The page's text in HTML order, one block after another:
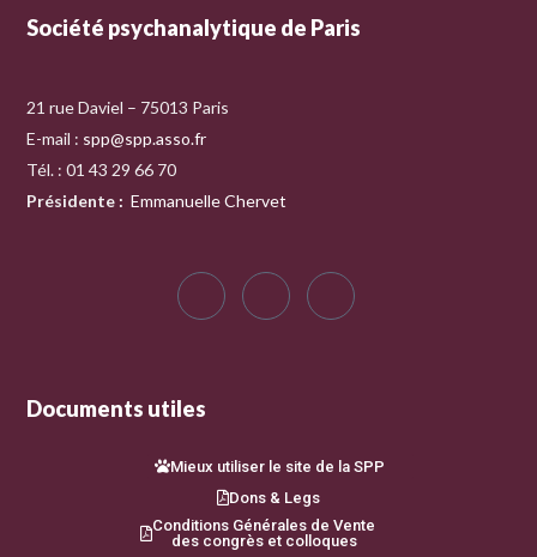
Société psychanalytique de Paris
21 rue Daviel – 75013 Paris
E-mail : spp@spp.asso.fr
Tél. : 01 43 29 66 70
Présidente : Emmanuelle Chervet
Documents utiles
Mieux utiliser le site de la SPP
Dons & Legs
Conditions Générales de Vente
des congrès et colloques